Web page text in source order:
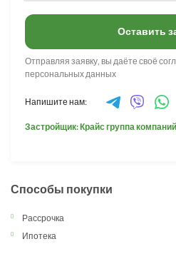
Оставить
Отправляя заявку, вы даёте своё
персональных данных
Напишите нам:
Застройщик: Крайс группа компаний
Способы покупки
Рассрочка
Ипотека